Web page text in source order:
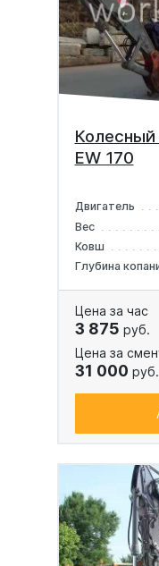
Колесный
EW 170
Двигатель
Вес
Ковш
Глубина
Цена за час
3 875 руб.
Цена за
31 000 руб.